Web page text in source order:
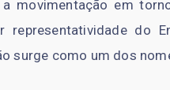
movimentação em
representatividade do
surge como um dos